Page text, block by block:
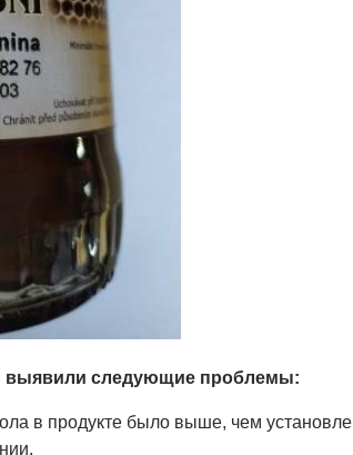
выявили следующие проблемы:
в продукте было выше, чем